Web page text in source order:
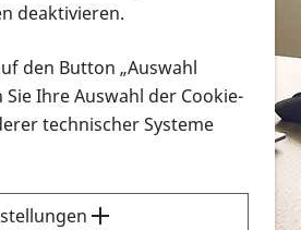
in verschiedenen
Ort
wie Sie nach Infonmaterial
bzw. herunterladen
deaktivieren.
den Button „Auswahl
Ihre Auswahl der Cookie-
technischer Systeme